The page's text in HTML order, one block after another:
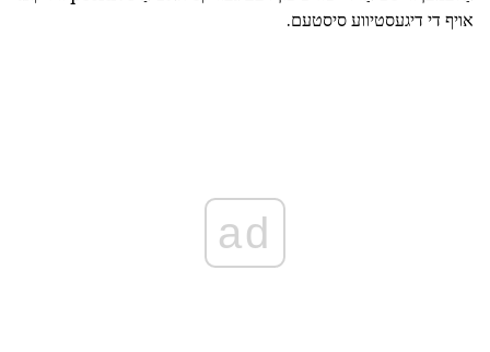
אויף די דיגעסטיווע סיסטעם.
ad